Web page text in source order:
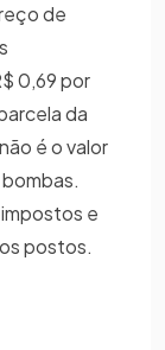
de
0,69 por
da
é o valor
e
postos.